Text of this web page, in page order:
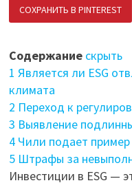
СОХРАНИТЬ В PINTEREST
Содержание скрыть
1 Является ли ESG
климата
2 Переход к
3 Выявление
4 Чили подает пример
5 Штрафы за
Инвестиции в ESG —